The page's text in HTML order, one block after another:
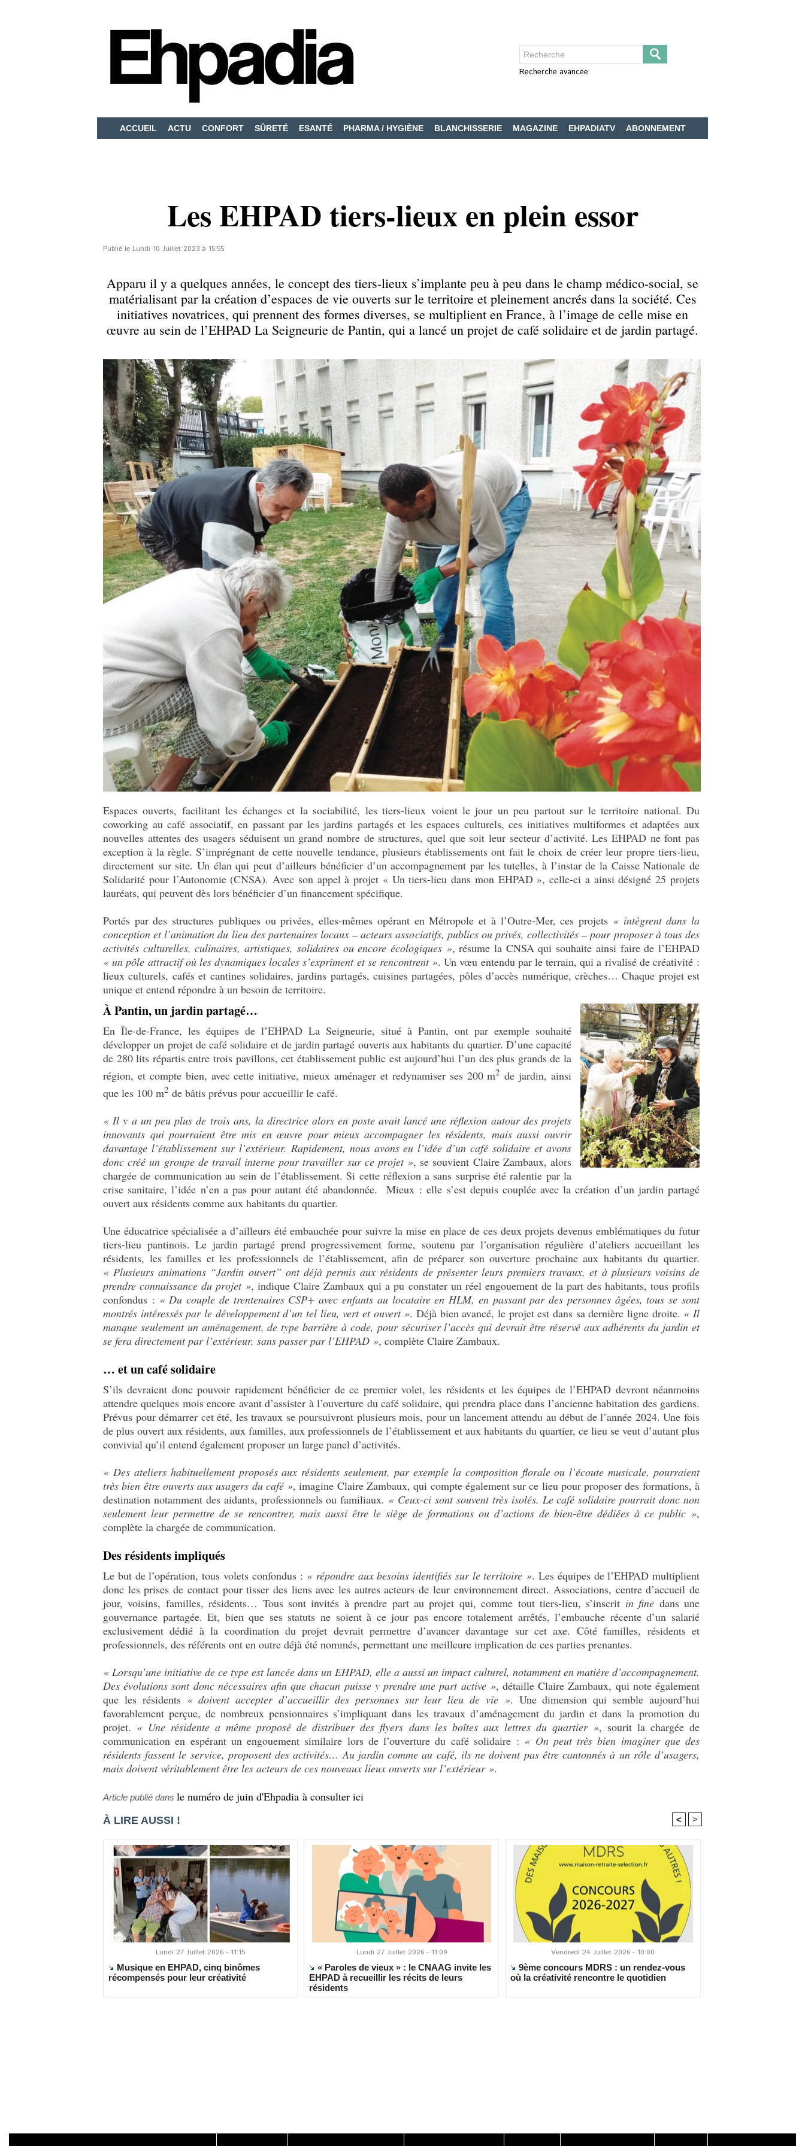
Recherche avancée
ACCUEIL ACTU CONFORT SÛRETÉ ESANTÉ PHARMA / HYGIÈNE BLANCHISSERIE MAGAZINE EHPADIATV ABONNEMENT
Les EHPAD tiers-lieux en plein essor
Publié le Lundi 10 Juillet 2023 à 15:55
Apparu il y a quelques années, le concept des tiers-lieux s’implante peu à peu dans le champ médico-social, se
matérialisant par la création d’espaces de vie ouverts sur le territoire et pleinement ancrés dans la société. Ces
initiatives novatrices, qui prennent des formes diverses, se multiplient en France, à l’image de celle mise en
œuvre au sein de l’EHPAD La Seigneurie de Pantin, qui a lancé un projet de café solidaire et de jardin partagé.
Espaces ouverts, facilitant les échanges et la sociabilité, les tiers-lieux voient le jour un peu partout sur le territoire national. Du
coworking au café associatif, en passant par les jardins partagés et les espaces culturels, ces initiatives multiformes et adaptées aux
nouvelles attentes des usagers séduisent un grand nombre de structures, quel que soit leur secteur d’activité. Les EHPAD ne font pas
exception à la règle. S’imprégnant de cette nouvelle tendance, plusieurs établissements ont fait le choix de créer leur propre tiers-lieu,
directement sur site. Un élan qui peut d’ailleurs bénéficier d’un accompagnement par les tutelles, à l’instar de la Caisse Nationale de
Solidarité pour l’Autonomie (CNSA). Avec son appel à projet « Un tiers-lieu dans mon EHPAD », celle-ci a ainsi désigné 25 projets
lauréats, qui peuvent dès lors bénéficier d’un financement spécifique.
Portés par des structures publiques ou privées, elles-mêmes opérant en Métropole et à l’Outre-Mer, ces projets « intègrent dans la
conception et l’animation du lieu des partenaires locaux – acteurs associatifs, publics ou privés, collectivités – pour proposer à tous des
activités culturelles, culinaires, artistiques, solidaires ou encore écologiques », résume la CNSA qui souhaite ainsi faire de l’EHPAD
«un pôle attractif où les dynamiques locales s’expriment et se rencontrent ». Un vœu entendu par le terrain, qui a rivalisé de créativité :
lieux culturels, cafés et cantines solidaires, jardins partagés, cuisines partagées, pôles d’accès numérique, crèches… Chaque projet est
unique et entend répondre à un besoin de territoire.
À Pantin, un jardin partagé…
En Île-de-France, les équipes de l’EHPAD La Seigneurie, situé à Pantin, ont par exemple souhaité
développer un projet de café solidaire et de jardin partagé ouverts aux habitants du quartier. D’une capacité
de 280 lits répartis entre trois pavillons, cet établissement public est aujourd’hui l’un des plus grands de la
région, et compte bien, avec cette initiative, mieux aménager et redynamiser ses 200 m2 de jardin, ainsi
que les 100 m2 de bâtis prévus pour accueillir le café.
«Il y a un peu plus de trois ans, la directrice alors en poste avait lancé une réflexion autour des projets
innovants qui pourraient être mis en œuvre pour mieux accompagner les résidents, mais aussi ouvrir
davantage l’établissement sur l’extérieur. Rapidement, nous avons eu l’idée d’un café solidaire et avons
donc créé un groupe de travail interne pour travailler sur ce projet », se souvient Claire Zambaux, alors
chargée de communication au sein de l’établissement. Si cette réflexion a sans surprise été ralentie par la
crise sanitaire, l’idée n’en a pas pour autant été abandonnée. Mieux : elle s’est depuis couplée avec la création d’un jardin partagé
ouvert aux résidents comme aux habitants du quartier.
Une éducatrice spécialisée a d’ailleurs été embauchée pour suivre la mise en place de ces deux projets devenus emblématiques du futur
tiers-lieu pantinois. Le jardin partagé prend progressivement forme, soutenu par l’organisation régulière d’ateliers accueillant les
résidents, les familles et les professionnels de l’établissement, afin de préparer son ouverture prochaine aux habitants du quartier.
«Plusieurs animations “Jardin ouvert” ont déjà permis aux résidents de présenter leurs premiers travaux, et à plusieurs voisins de
prendre connaissance du projet », indique Claire Zambaux qui a pu constater un réel engouement de la part des habitants, tous profils
confondus : «Du couple de trentenaires CSP+ avec enfants au locataire en HLM, en passant par des personnes âgées, tous se sont
montrés intéressés par le développement d’un tel lieu, vert et ouvert ». Déjà bien avancé, le projet est dans sa dernière ligne droite. «Il
manque seulement un aménagement, de type barrière à code, pour sécuriser l’accès qui devrait être réservé aux adhérents du jardin et
se fera directement par l’extérieur, sans passer par l’EHPAD », complète Claire Zambaux.
… et un café solidaire
S’ils devraient donc pouvoir rapidement bénéficier de ce premier volet, les résidents et les équipes de l’EHPAD devront néanmoins
attendre quelques mois encore avant d’assister à l’ouverture du café solidaire, qui prendra place dans l’ancienne habitation des gardiens.
Prévus pour démarrer cet été, les travaux se poursuivront plusieurs mois, pour un lancement attendu au début de l’année 2024. Une fois
de plus ouvert aux résidents, aux familles, aux professionnels de l’établissement et aux habitants du quartier, ce lieu se veut d’autant plus
convivial qu’il entend également proposer un large panel d’activités.
« Des ateliers habituellement proposés aux résidents seulement, par exemple la composition florale ou l’écoute musicale, pourraient
très bien être ouverts aux usagers du café », imagine Claire Zambaux, qui compte également sur ce lieu pour proposer des formations, à
destination notamment des aidants, professionnels ou familiaux. « Ceux-ci sont souvent très isolés. Le café solidaire pourrait donc non
seulement leur permettre de se rencontrer, mais aussi être le siège de formations ou d’actions de bien-être dédiées à ce public »,
complète la chargée de communication.
Des résidents impliqués
Le but de l’opération, tous volets confondus : « répondre aux besoins identifiés sur le territoire ». Les équipes de l’EHPAD multiplient
donc les prises de contact pour tisser des liens avec les autres acteurs de leur environnement direct. Associations, centre d’accueil de
jour, voisins, familles, résidents… Tous sont invités à prendre part au projet qui, comme tout tiers-lieu, s’inscrit in fine dans une
gouvernance partagée. Et, bien que ses statuts ne soient à ce jour pas encore totalement arrêtés, l’embauche récente d’un salarié
exclusivement dédié à la coordination du projet devrait permettre d’avancer davantage sur cet axe. Côté familles, résidents et
professionnels, des référents ont en outre déjà été nommés, permettant une meilleure implication de ces parties prenantes.
« Lorsqu’une initiative de ce type est lancée dans un EHPAD, elle a aussi un impact culturel, notamment en matière d’accompagnement.
Des évolutions sont donc nécessaires afin que chacun puisse y prendre une part active », détaille Claire Zambaux, qui note également
que les résidents «doivent accepter d’accueillir des personnes sur leur lieu de vie ». Une dimension qui semble aujourd’hui
favorablement perçue, de nombreux pensionnaires s’impliquant dans les travaux d’aménagement du jardin et dans la promotion du
projet. « Une résidente a même proposé de distribuer des flyers dans les boîtes aux lettres du quartier », sourit la chargée de
communication en espérant un engouement similaire lors de l’ouverture du café solidaire : « On peut très bien imaginer que des
résidents fassent le service, proposent des activités… Au jardin comme au café, ils ne doivent pas être cantonnés à un rôle d’usagers,
mais doivent véritablement être les acteurs de ces nouveaux lieux ouverts sur l’extérieur ».
Article publié dans le numéro de juin d'Ehpadia à consulter ici
À LIRE AUSSI ! < >
Lundi 27 Juillet 2026 - 11:15
Musique en EHPAD, cinq binômes
récompensés pour leur créativité
Lundi 27 Juillet 2026 - 11:09
« Paroles de vieux » : le CNAAG invite les
EHPAD à recueillir les récits de leurs
résidents
Vendredi 24 Juillet 2026 - 10:00
9ème concours MDRS : un rendez-vous
où la créativité rencontre le quotidien